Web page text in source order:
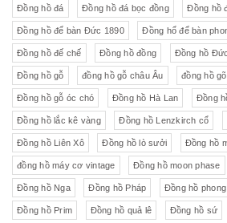
Đồng hồ đá Đồng hồ đá bọc đồng Đồng hồ
Đồng hồ để bàn Đức 1890 Đồng hổ để bàn
Đồng hồ đế chế Đồng hồ đồng Đồng hồ Đức
Đồng hồ gỗ đồng hồ gỗ châu Âu đồng hồ
Đồng hồ gỗ óc chó Đồng hồ Hà Lan Đồng
Đồng hồ lắc kê vàng Đồng hồ Lenzkirch cổ
Đồng hồ Liên Xô Đồng hồ lò sưởi Đồng hồ
đồng hồ máy cơ vintage Đồng hồ moon phase
Đồng hồ Nga Đồng hồ Pháp Đồng hồ
Đồng hồ Prim Đồng hồ quả lê Đồng hồ sứ